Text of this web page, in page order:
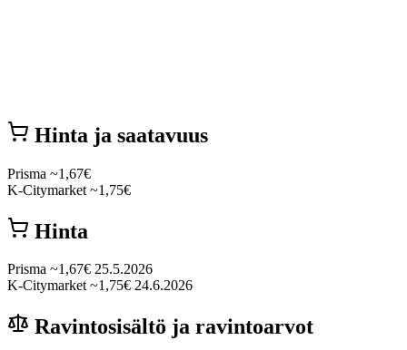
Hinta ja saatavuus
Prisma ~1,67€
K-Citymarket ~1,75€
Hinta
Prisma ~1,67€ 25.5.2026
K-Citymarket ~1,75€ 24.6.2026
Ravintosisältö ja ravintoarvot